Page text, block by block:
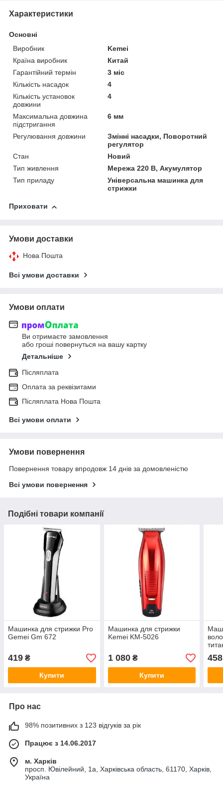
Характеристики
Основні
Виробник
Kemei
Країна виробник
Китай
Гарантійний термін
3 міс
Кількість насадок
4
Кількість установок
довжини
4
Максимальна довжина
підстригання
6 мм
Регулювання довжини
Змінні насадки, Поворотний
регулятор
Стан
Новий
Тип живлення
Мережа 220 В, Акумулятор
Тип приладу
Універсальна машинка для
стрижки
Приховати
Умови доставки
Нова Пошта
Всі умови доставки
Умови оплати
Ви отримаєте замовлення
або гроші повернуться на вашу картку
Детальніше
Післяплата
Оплата за реквізитами
Післяплата Нова Пошта
Всі умови оплати
Умови повернення
Повернення товару впродовж 14 днів за домовленістю
Всі умови повернення
Подібні товари компанії
Машинка для стрижки Pro
Gemei Gm 672
419 ₴
Купити
Машинка для стрижки
Kemei KM-5026
1 080₴
Купити
458
Про нас
98% позитивних з 123 відгуків за рік
Працює з 14.06.2017
м. Харків
просп. Ювілейний, 1а, Харківська область, 61170, Харків,
Україна